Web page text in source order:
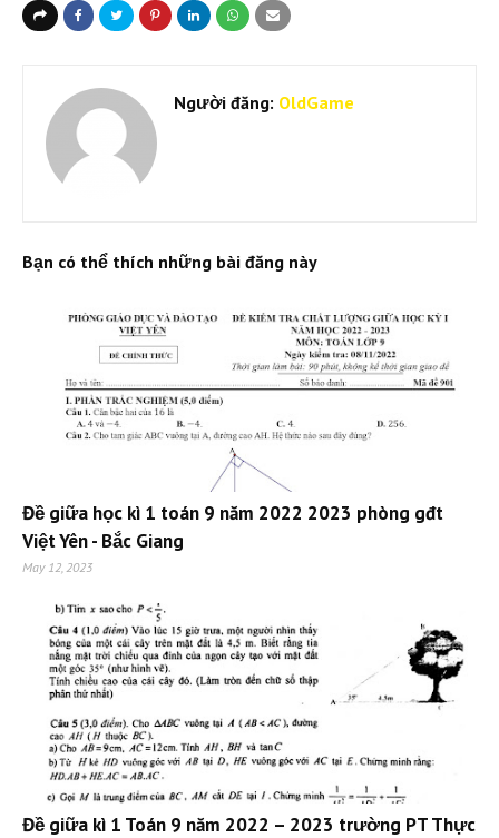
Người đăng: OldGame
Bạn có thể thích những bài đăng này
Đề giữa học kì 1 toán 9 năm 2022 2023 phòng gđt
Việt Yên - Bắc Giang
May 12, 2023
Đề giữa kì 1 Toán 9 năm 2022 – 2023 trường PT Thực